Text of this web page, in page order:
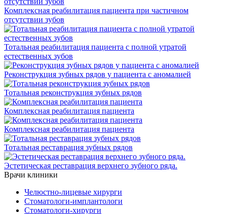
Комплексная реабилитация пациента при частичном
отсутствии зубов
Тотальная реабилитация пациента с полной утратой
естественных зубов
Реконструкция зубных рядов у пациента с аномалией
Тотальная реконструкция зубных рядов
Комплексная реабилитация пациента
Комплексная реабилитация пациента
Тотальная реставрация зубных рядов
Эстетическая реставрация верхнего зубного ряда.
Врачи клиники
Челюстно-лицевые хирурги
Стоматологи-имплантологи
Стоматологи-хирурги